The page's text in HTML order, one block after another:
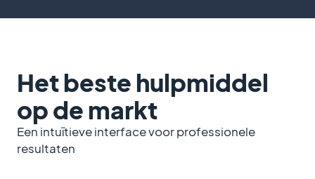
Het beste hulpmiddel
op de markt
Een intuïtieve interface voor professionele
resultaten